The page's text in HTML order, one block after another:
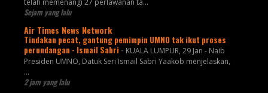
telah memenangi 27 perlawanan ta...
Sejam yang lalu
Air Times News Network
Tindakan pecat, gantung pemimpin UMNO tak ikut proses
perundangan - Ismail Sabri - KUALA LUMPUR, 29 Jan - Naib
Presiden UMNO, Datuk Seri Ismail Sabri Yaakob menjelaskan,
…
2 jam yang lalu